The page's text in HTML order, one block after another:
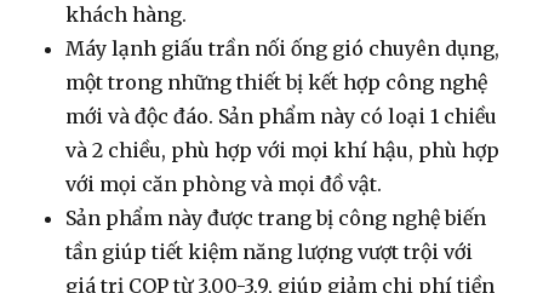
khách hàng.
Máy lạnh giấu trần nối ống gió chuyên dụng,
một trong những thiết bị kết hợp công nghệ
mới và độc đáo. Sản phẩm này có loại 1 chiều
và 2 chiều, phù hợp với mọi khí hậu, phù hợp
với mọi căn phòng và mọi đồ vật.
Sản phẩm này được trang bị công nghệ biến
tần giúp tiết kiệm năng lượng vượt trội với
giá trị COP từ 3,00-3,9, giúp giảm chi phí tiền